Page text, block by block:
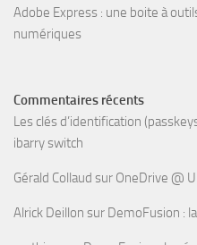
Adobe Express : une boite à
numériques
Commentaires récents
Les clés d’identification
ibarry switch
Gérald Collaud sur OneDrive @
Alrick Deillon sur DemoFusion :